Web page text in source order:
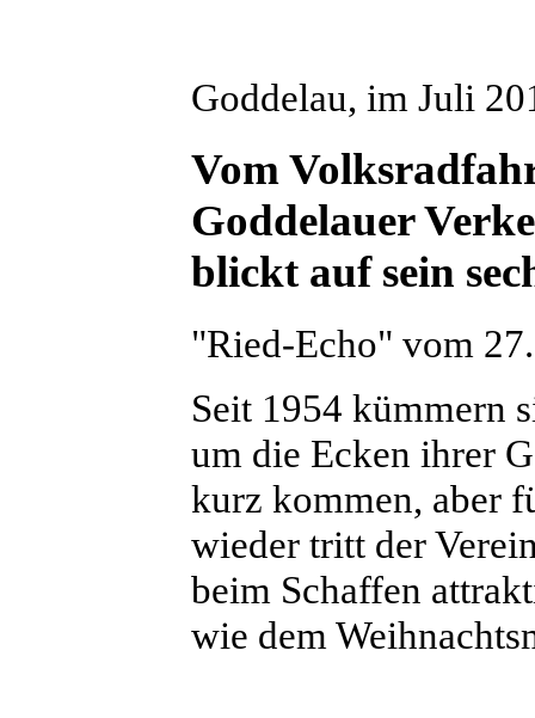
Goddelau, im Juli
Vom
Goddelauer
blickt auf sein
"Ried-Echo" vom
Seit 1954 kümmern
um die Ecken ihrer
kurz kommen, aber
wieder tritt der
beim Schaffen
wie dem